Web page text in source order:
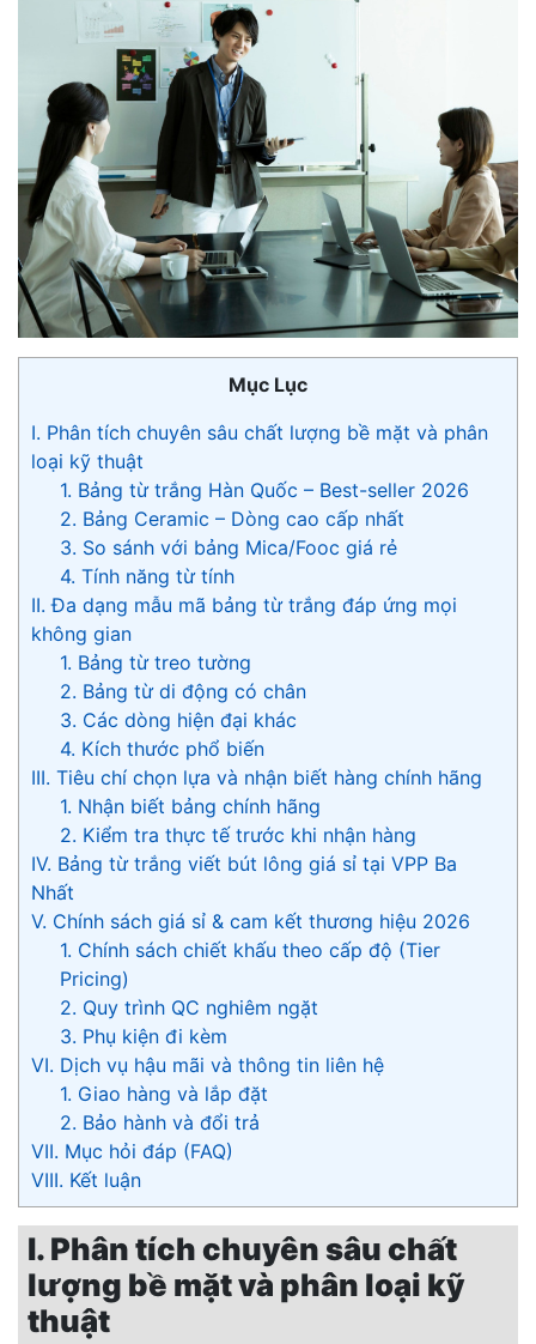
Mục Lục
I. Phân tích chuyên sâu chất lượng bề mặt và phân
loại kỹ thuật
1. Bảng từ trắng Hàn Quốc – Best-seller 2026
2. Bảng Ceramic – Dòng cao cấp nhất
3. So sánh với bảng Mica/Fooc giá rẻ
4. Tính năng từ tính
II. Đa dạng mẫu mã bảng từ trắng đáp ứng mọi
không gian
1. Bảng từ treo tường
2. Bảng từ di động có chân
3. Các dòng hiện đại khác
4. Kích thước phổ biến
III. Tiêu chí chọn lựa và nhận biết hàng chính hãng
1. Nhận biết bảng chính hãng
2. Kiểm tra thực tế trước khi nhận hàng
IV. Bảng từ trắng viết bút lông giá sỉ tại VPP Ba
Nhất
V. Chính sách giá sỉ & cam kết thương hiệu 2026
1. Chính sách chiết khấu theo cấp độ (Tier
Pricing)
2. Quy trình QC nghiêm ngặt
3. Phụ kiện đi kèm
VI. Dịch vụ hậu mãi và thông tin liên hệ
1. Giao hàng và lắp đặt
2. Bảo hành và đổi trả
VII. Mục hỏi đáp (FAQ)
VIII. Kết luận
I. Phân tích chuyên sâu chất
lượng bề mặt và phân loại kỹ
thuật